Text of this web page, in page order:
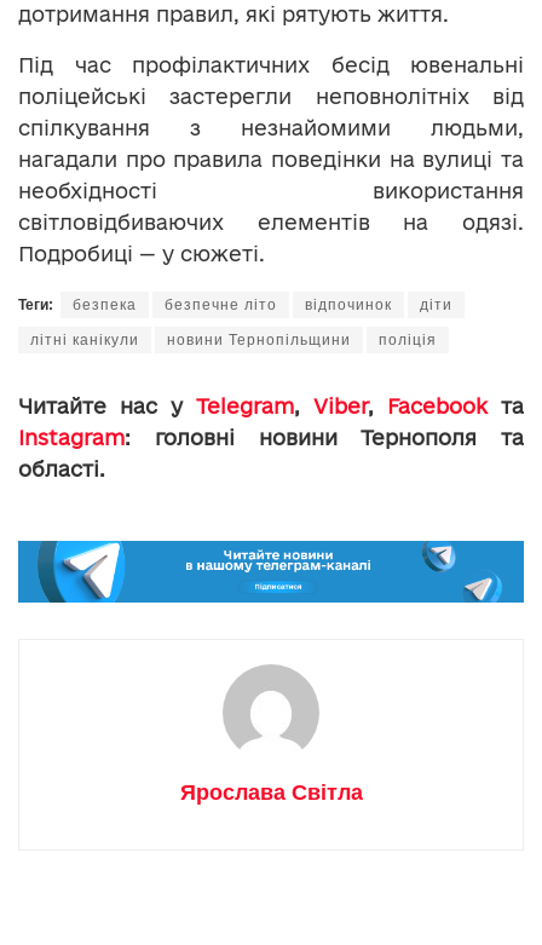
дотримання правил, які рятують життя.
Під час профілактичних бесід ювенальні
поліцейські застерегли неповнолітніх від
спілкування з незнайомими людьми,
нагадали про правила поведінки на вулиці та
необхідності використання
світловідбиваючих елементів на одязі.
Подробиці — у сюжеті.
Теги: безпека безпечне літо відпочинок діти
літні канікули новини Тернопільщини поліція
Читайте нас у Telegram, Viber, Facebookта
Instagram: головні новини Тернополя та
області.
Ярослава Світла